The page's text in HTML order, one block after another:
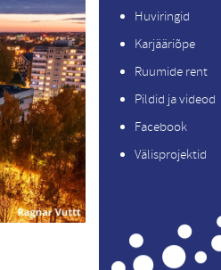
Huviringid
Karjääriõpe
Ruumide rent
Pildid ja videod
Facebook
Välisprojektid